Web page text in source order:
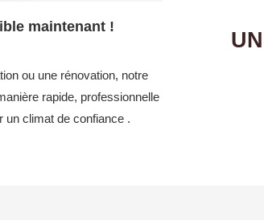
maintenant !
ou une rénovation, notre
rapide, professionnelle
un climat de confiance .